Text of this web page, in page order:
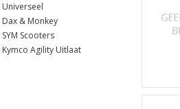
Universeel
Dax & Monkey
SYM Scooters
Kymco Agility Uitlaat